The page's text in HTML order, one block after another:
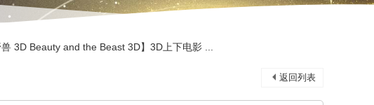
兽 3D Beauty and the Beast 3D】3D上下电影 ...
返回列表